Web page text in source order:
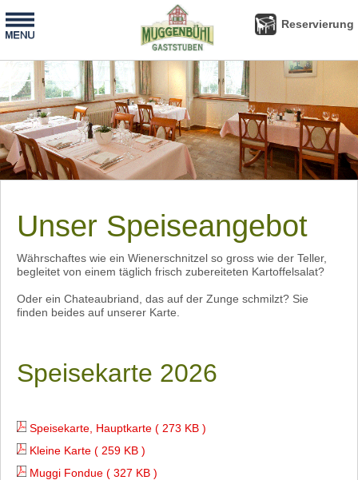
Reservierung Reservierung
Unser Speiseangebot
Währschaftes wie ein Wienerschnitzel so gross wie der Teller,
begleitet von einem täglich frisch zubereiteten Kartoffelsalat?
Oder ein Chateaubriand, das auf der Zunge schmilzt? Sie
finden beides auf unserer Karte.
Speisekarte 2026
Speisekarte, Hauptkarte ( 273 KB )
Kleine Karte ( 259 KB )
Muggi Fondue ( 327 KB )